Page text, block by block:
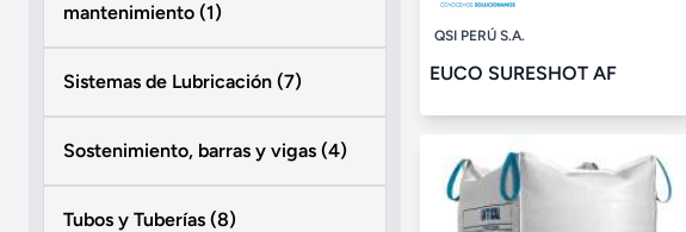
mantenimiento (1)
Sistemas de Lubricación (7)
Sostenimiento, barras y vigas (4)
Tubos y Tuberías (8)
QSI PERÚ S.A.
EUCO SURESHOT AF